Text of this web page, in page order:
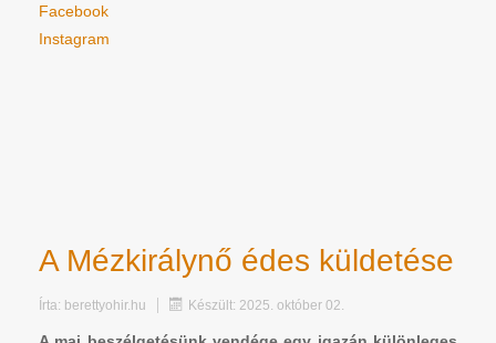
Facebook
Instagram
A Mézkirálynő édes küldetése
Írta: berettyohir.hu Készült: 2025. október 02.